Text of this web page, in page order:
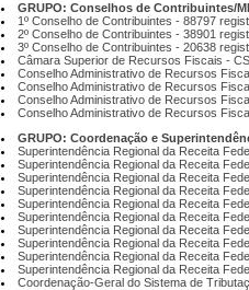
GRUPO: Conselhos de Contribuintes/
1º Conselho de Contribuintes - 88797
2º Conselho de Contribuintes - 38901
3º Conselho de Contribuintes - 20638
Câmara Superior de Recursos Fiscais -
Conselho Administrativo de Recursos
Conselho Administrativo de Recursos
Conselho Administrativo de Recursos
Conselho Administrativo de Recursos
GRUPO: Coordenação e
Superintendência Regional da Receita
Superintendência Regional da Receita
Superintendência Regional da Receita
Superintendência Regional da Receita
Superintendência Regional da Receita
Superintendência Regional da Receita
Superintendência Regional da Receita
Superintendência Regional da Receita
Superintendência Regional da Receita
Superintendência Regional da Receita
Coordenação-Geral do Sistema de